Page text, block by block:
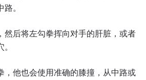
。
然后将左勾拳挥向对手的肝脏，或者
，他也会使用准确的膝撞，从中路或